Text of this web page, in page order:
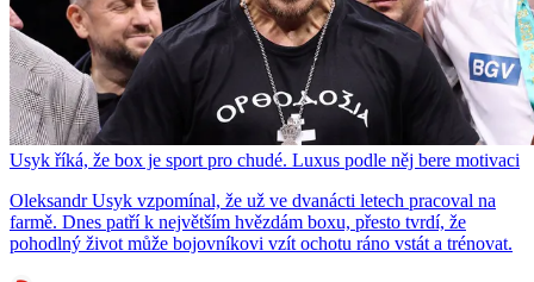
Usyk říká, že box je sport pro chudé. Luxus podle něj bere motivaci
Oleksandr Usyk vzpomínal, že už ve dvanácti letech pracoval na
farmě. Dnes patří k největším hvězdám boxu, přesto tvrdí, že
pohodlný život může bojovníkovi vzít ochotu ráno vstát a trénovat.